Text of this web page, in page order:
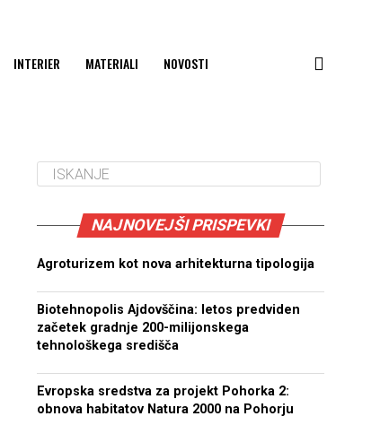
INTERIER MATERIALI NOVOSTI
NAJNOVEJŠI PRISPEVKI
Agroturizem kot nova arhitekturna tipologija
Biotehnopolis Ajdovščina: letos predviden
začetek gradnje 200-milijonskega
tehnološkega središča
Evropska sredstva za projekt Pohorka 2:
obnova habitatov Natura 2000 na Pohorju